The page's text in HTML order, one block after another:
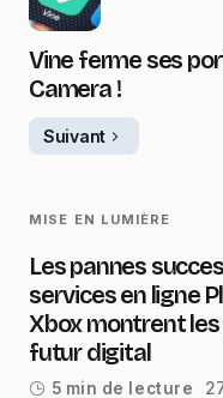
Vine ferme ses
Camera !
Suivant
MISE EN LUMIÈRE
Les pannes
services en ligne
Xbox montrent
futur digital
5 min de lecture